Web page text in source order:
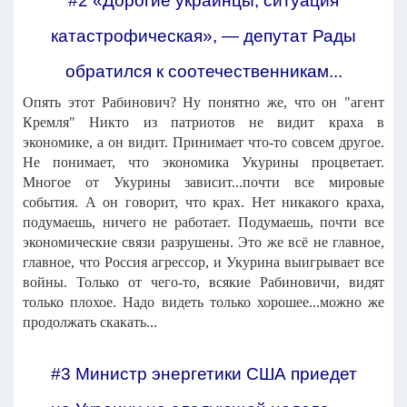
катастрофическая», — депутат Рады
обратился к соотечественникам...
Опять этот Рабинович? Ну понятно же, что он "агент
Кремля" Никто из патриотов не видит краха в
экономике, а он видит. Принимает что-то совсем другое.
Не понимает, что экономика Укурины процветает.
Многое от Укурины зависит...почти все мировые
события. А он говорит, что крах. Нет никакого краха,
подумаешь, ничего не работает. Подумаешь, почти все
экономические связи разрушены. Это же всё не главное,
главное, что Россия агрессор, и Укурина выигрывает все
войны. Только от чего-то, всякие Рабиновичи, видят
только плохое. Надо видеть только хорошее...можно же
продолжать скакать...
#3 Министр энергетики США приедет